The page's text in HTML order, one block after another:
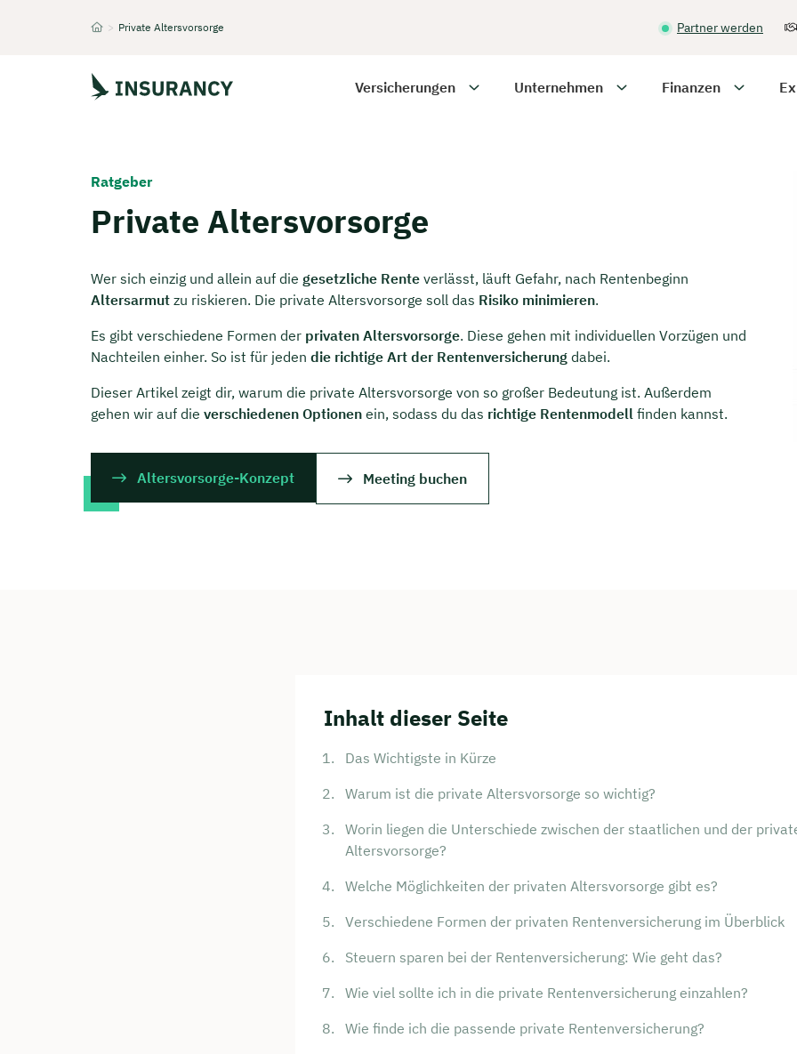
> Private Altersvorsorge Partner werden
Versicherungen Unternehmen Finanzen
Ratgeber
Private Altersvorsorge
Wer sich einzig und allein auf die gesetzliche Rente verlässt, läuft Gefahr, nach Rentenbeginn
Altersarmut zu riskieren. Die private Altersvorsorge soll das Risiko minimieren.
Es gibt verschiedene Formen der privaten Altersvorsorge. Diese gehen mit individuellen Vorzügen und
Nachteilen einher. So ist für jeden die richtige Art der Rentenversicherung dabei.
Dieser Artikel zeigt dir, warum die private Altersvorsorge von so großer Bedeutung ist. Außerdem
gehen wir auf die verschiedenen Optionen ein, sodass du das richtige Rentenmodell finden kannst.
Altersvorsorge-Konzept Meeting buchen
Inhalt dieser Seite
Das Wichtigste in Kürze
Warum ist die private Altersvorsorge so wichtig?
Worin liegen die Unterschiede zwischen der staatlichen und der
Altersvorsorge?
Welche Möglichkeiten der privaten Altersvorsorge gibt es?
Verschiedene Formen der privaten Rentenversicherung im Überblick
Steuern sparen bei der Rentenversicherung: Wie geht das?
Wie viel sollte ich in die private Rentenversicherung einzahlen?
Wie finde ich die passende private Rentenversicherung?